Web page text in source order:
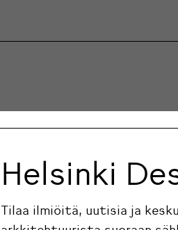
Helsinki
Tilaa ilmiöitä, uutisia ja